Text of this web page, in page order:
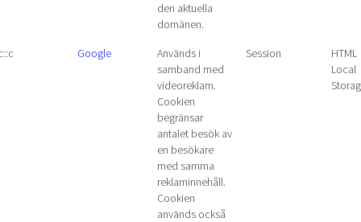
den aktuella
domänen.
Google
Används i
samband med
videoreklam.
Cookien
begränsar
antalet besök av
en besökare
med samma
reklaminnehåll.
Cookien
används också
Session
HTML
Local